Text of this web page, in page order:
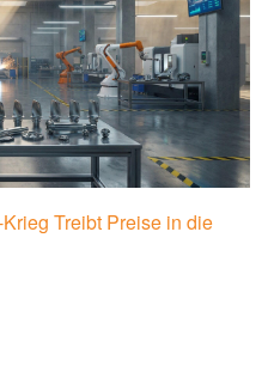
Treibt Preise in die